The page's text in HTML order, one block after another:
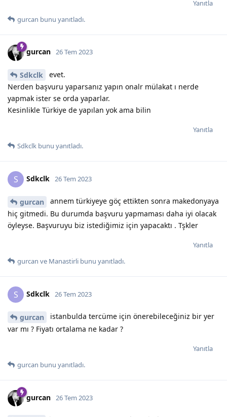
Yanıtla
gurcan bunu yanıtladı.
gurcan 26 Tem 2023
Sdkclk
evet.
Nerden başvuru yaparsanız yapın onalr mülakat ı nerde
yapmak ister se orda yaparlar.
Kesinlikle Türkiye de yapılan yok ama bilin
Yanıtla
Sdkclk bunu yanıtladı.
S Sdkclk 26 Tem 2023
gurcan
annem türkiyeye göç ettikten sonra makedonyaya
hiç gitmedi. Bu durumda başvuru yapmaması daha iyi olacak
öyleyse. Başvuruyu biz istediğimiz için yapacaktı . Tşkler
Yanıtla
gurcan ve Manastirli bunu yanıtladı.
S Sdkclk 26 Tem 2023
gurcan
istanbulda tercüme için önerebileceğiniz bir yer
var mı ? Fiyatı ortalama ne kadar ?
Yanıtla
gurcan bunu yanıtladı.
gurcan 26 Tem 2023